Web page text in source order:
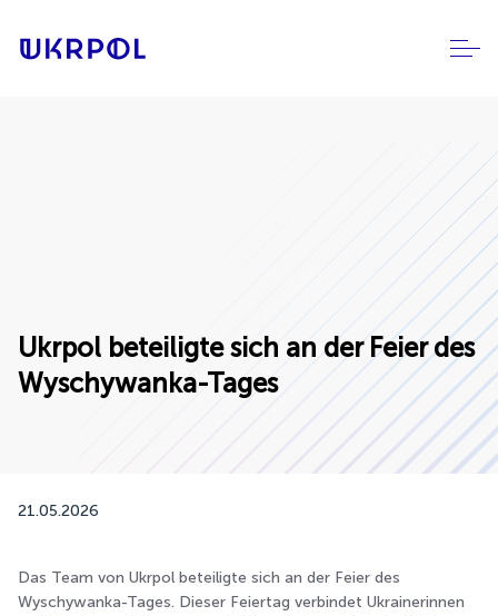
Ukrpol beteiligte sich an der Feier des
Wyschywanka-Tages
21.05.2026
Das Team von Ukrpol beteiligte sich an der Feier des
Wyschywanka-Tages. Dieser Feiertag verbindet Ukrainerinnen